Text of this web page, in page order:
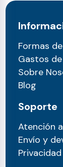
Formas
Gastos
Sobre
Blog
Soporte
Atención
Envío y